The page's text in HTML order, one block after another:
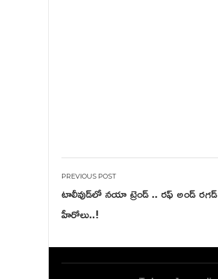
Post
navigation
టాలీవుడ్‌లో నయా ట్రెండ్ .. రఫ్ అండ్
హీరోలు..!